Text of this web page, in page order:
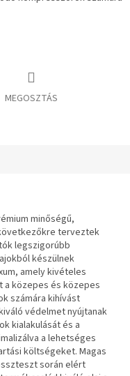
MEGOSZTÁS
minőségű,
terveztek
legszigorúbb
készülnek
amely kivételes
közepes és közepes
számára kihívást
védelmet nyújtanak
kialakulását és a
a lehetséges
költségeket. Magas
során elért